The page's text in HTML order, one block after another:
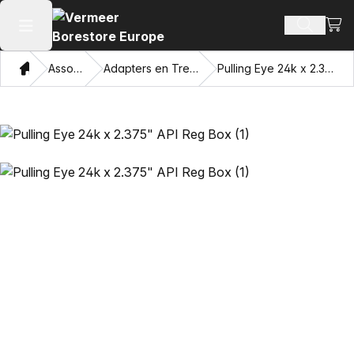
Hoofdmenu openen Zoek
Thuis Assortiment Adapters en Trekkende Ogen Pulling Eye 24k x 2.375" API Reg Box